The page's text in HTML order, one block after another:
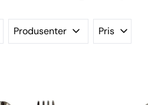
Produsenter Pris